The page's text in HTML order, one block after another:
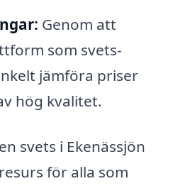
Genom att
som svets-
jämföra priser
hög kvalitet.
svets i Ekenässjön
för alla som